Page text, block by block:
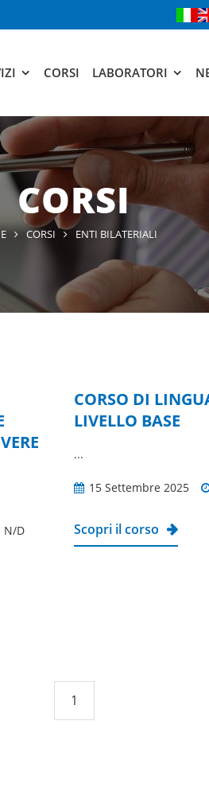
CORSI LABORATORI
CORSI
CORSI ENTI BILATERIALI
N/D
CORSO DI
LIVELLO BASE
...
15 Settembre 2025
Scopri il corso
1